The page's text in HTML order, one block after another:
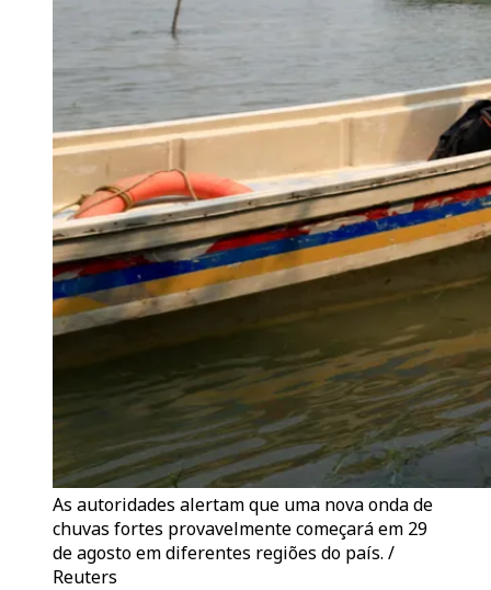
As autoridades alertam que uma nova onda de
chuvas fortes provavelmente começará em 29
de agosto em diferentes regiões do país. /
Reuters